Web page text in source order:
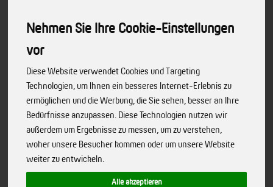
Nehmen Sie Ihre Cookie-Einstellungen
vor
Diese Website verwendet Cookies und Targeting
Technologien, um Ihnen ein besseres Internet-Erlebnis zu
ermöglichen und die Werbung, die Sie sehen, besser an Ihre
Bedürfnisse anzupassen. Diese Technologien nutzen wir
außerdem um Ergebnisse zu messen, um zu verstehen,
woher unsere Besucher kommen oder um unsere Website
weiter zu entwickeln.
Alle akzeptieren
Allergene
Merkmale